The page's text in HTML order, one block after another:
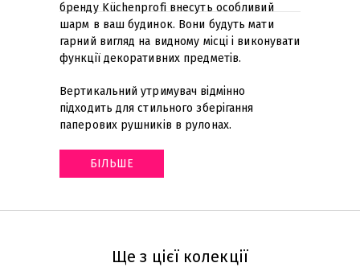
бренду Küchenprofi внесуть особливий
шарм в ваш будинок. Вони будуть мати
гарний вигляд на видному місці і виконувати
функції декоративних предметів.
Вертикальний утримувач відмінно
підходить для стильного зберігання
паперових рушників в рулонах.
БІЛЬШЕ
Ще з цієї колекції